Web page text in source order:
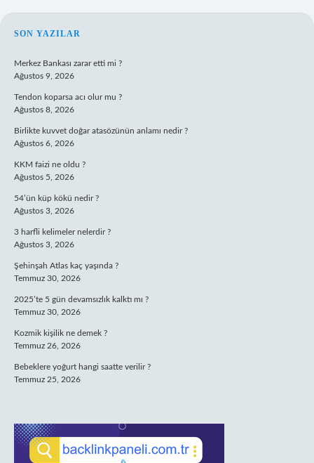
SIDEBAR
SON YAZILAR
Merkez Bankası zarar etti mi ?
Ağustos 9, 2026
Tendon koparsa acı olur mu ?
Ağustos 8, 2026
Birlikte kuvvet doğar atasözünün anlamı nedir ?
Ağustos 6, 2026
KKM faizi ne oldu ?
Ağustos 5, 2026
54’ün küp kökü nedir ?
Ağustos 3, 2026
3 harfli kelimeler nelerdir ?
Ağustos 3, 2026
Şehinşah Atlas kaç yaşında ?
Temmuz 30, 2026
2025’te 5 gün devamsızlık kalktı mı ?
Temmuz 30, 2026
Kozmik kişilik ne demek ?
Temmuz 26, 2026
Bebeklere yoğurt hangi saatte verilir ?
Temmuz 25, 2026